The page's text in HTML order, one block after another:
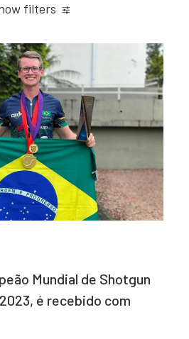
filters
Mundial de Shotgun
é recebido com